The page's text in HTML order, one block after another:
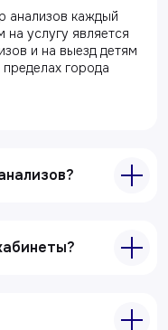
анализов каждый
на услугу является
и на выезд детям
города